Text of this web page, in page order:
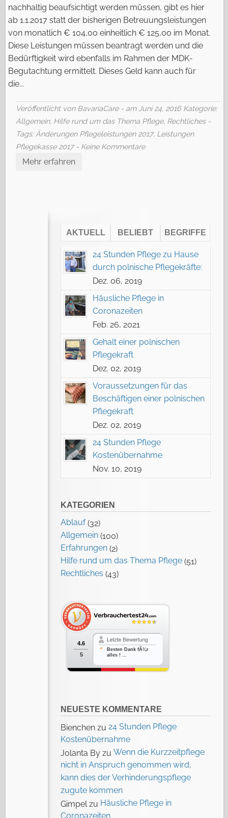
nachhaltig beaufsichtigt werden müssen, gibt es hier
ab 1.1.2017 statt der bisherigen Betreuungsleistungen
von monatlich € 104,00 einheitlich € 125,00 im Monat.
Diese Leistungen müssen beantragt werden und die
Bedürftigkeit wird ebenfalls im Rahmen der MDK-
Begutachtung ermittelt. Dieses Geld kann auch für
die...
Veröffentlicht von BavariaCare - am Juni 24, 2016 Kategorie:
Allgemein, Hilfe rund um das Thema Pflege, Rechtliches-
Tags: Änderungen Pflegeleistungen 2017, Leistungen
Pflegekasse 2017 - Keine Kommentare
Mehr erfahren
AKTUELL BELIEBT BEGRIFFE
24 Stunden Pflege zu Hause
durch polnische Pflegekräfte:
Dez. 06, 2019
Häusliche Pflege in
Coronazeiten
Feb. 26, 2021
Gehalt einer polnischen
Pflegekraft
Dez. 02, 2019
Voraussetzungen für das
Beschäftigen einer polnischen
Pflegekraft
Dez. 02, 2019
24 Stunden Pflege
Kostenübernahme
Nov. 10, 2019
KATEGORIEN
Ablauf(32)
Allgemein (100)
Erfahrungen (2)
Hilfe rund um das Thema Pflege (51)
Rechtliches (43)
4.6
5
Besten Dank fÃ¼r
alles ! ...
NEUESTE KOMMENTARE
Bienchen zu 24 Stunden Pflege
Kostenübernahme
Jolanta By zu Wenn die Kurzzeitpflege
nicht in Anspruch genommen wird,
kann dies der Verhinderungspflege
zugute kommen
Gimpel zu Häusliche Pflege in
Coronazeiten